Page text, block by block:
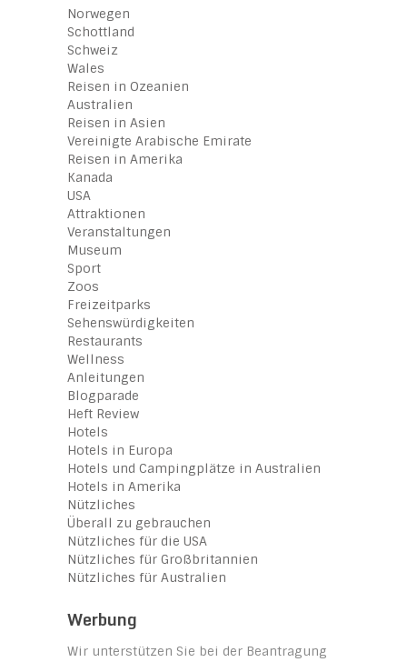
Norwegen
Schottland
Schweiz
Wales
Reisen in Ozeanien
Australien
Reisen in Asien
Vereinigte Arabische Emirate
Reisen in Amerika
Kanada
USA
Attraktionen
Veranstaltungen
Museum
Sport
Zoos
Freizeitparks
Sehenswürdigkeiten
Restaurants
Wellness
Anleitungen
Blogparade
Heft Review
Hotels
Hotels in Europa
Hotels und Campingplätze in Australien
Hotels in Amerika
Nützliches
Überall zu gebrauchen
Nützliches für die USA
Nützliches für Großbritannien
Nützliches für Australien
Werbung
Wir unterstützen Sie bei der Beantragung